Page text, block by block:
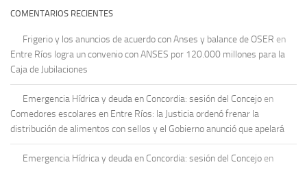
COMENTARIOS RECIENTES
Frigerio y los anuncios de acuerdo con Anses y balance de OSER en
Entre Ríos logra un convenio con ANSES por 120.000 millones para la
Caja de Jubilaciones
Emergencia Hídrica y deuda en Concordia: sesión del Concejo en
Comedores escolares en Entre Ríos: la Justicia ordenó frenar la
distribución de alimentos con sellos y el Gobierno anunció que apelará
Emergencia Hídrica y deuda en Concordia: sesión del Concejo en